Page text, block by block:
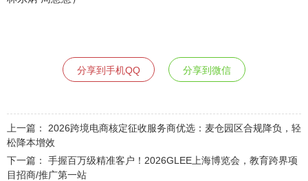
分享到手机QQ 分享到微信
上一篇： 2026跨境电商核定征收服务商优选：麦仓园区合规降负，轻
松降本增效
下一篇： 手握百万级精准客户！2026GLEE上海博览会，教育跨界项
目招商/推广第一站